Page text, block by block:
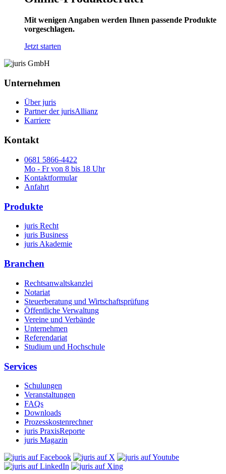
Mit wenigen Angaben werden Ihnen passende Produkte
vorgeschlagen.
Jetzt starten
Unternehmen
Über juris
Partner der jurisAllianz
Karriere
Kontakt
0681 5866-4422
Mo - Fr von 8 bis 18 Uhr
Kontaktformular
Anfahrt
Produkte
juris Recht
juris Business
juris Akademie
Branchen
Rechtsanwaltskanzlei
Notariat
Steuerberatung und Wirtschaftsprüfung
Öffentliche Verwaltung
Vereine und Verbände
Unternehmen
Referendariat
Studium und Hochschule
Services
Schulungen
Veranstaltungen
FAQs
Downloads
Prozesskostenrechner
juris PraxisReporte
juris Magazin